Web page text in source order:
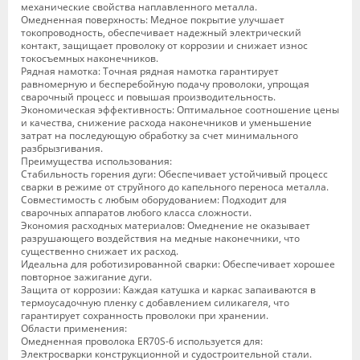
механические свойства наплавленного металла.
Омедненная поверхность: Медное покрытие улучшает
токопроводность, обеспечивает надежный электрический
контакт, защищает проволоку от коррозии и снижает износ
токосъемных наконечников.
Рядная намотка: Точная рядная намотка гарантирует
равномерную и бесперебойную подачу проволоки, упрощая
сварочный процесс и повышая производительность.
Экономическая эффективность: Оптимальное соотношение цены
и качества, снижение расхода наконечников и уменьшение
затрат на последующую обработку за счет минимального
разбрызгивания.
Преимущества использования:
Стабильность горения дуги: Обеспечивает устойчивый процесс
сварки в режиме от струйного до капельного переноса металла.
Совместимость с любым оборудованием: Подходит для
сварочных аппаратов любого класса сложности.
Экономия расходных материалов: Омеднение не оказывает
разрушающего воздействия на медные наконечники, что
существенно снижает их расход.
Идеальна для роботизированной сварки: Обеспечивает хорошее
повторное зажигание дуги.
Защита от коррозии: Каждая катушка и каркас запаиваются в
термоусадочную пленку с добавлением силикагеля, что
гарантирует сохранность проволоки при хранении.
Области применения:
Омедненная проволока ER70S-6 используется для:
Электросварки конструкционной и судостроительной стали.